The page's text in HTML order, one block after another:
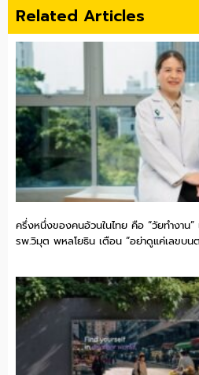
Related Articles
ครึ่งหนึ่งของคนอ้วนในไทย คือ “วัยทำงาน
รพ.วิมุต พหลโยธิน เตือน “อย่าดูแค่เลขบน